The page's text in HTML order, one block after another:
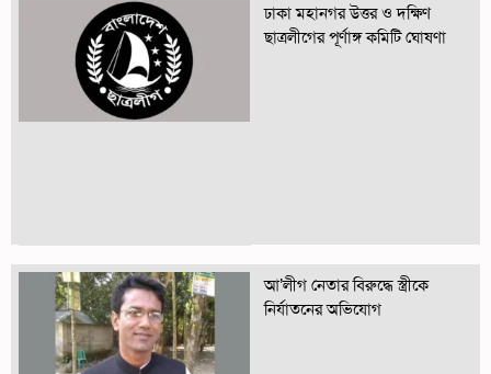
ঢাকা মহানগর উত্তর ও দক্ষিণ
ছাত্রলীগের পূর্ণাঙ্গ কমিটি ঘোষণা
আ’লীগ নেতার বিরুদ্ধে স্ত্রীকে
নির্যাতনের অভিযোগ